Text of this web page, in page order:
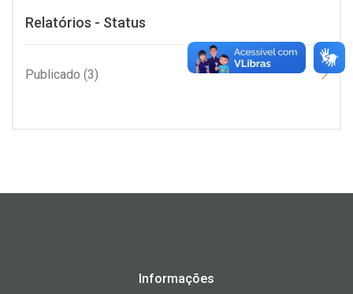
Relatórios - Status
Publicado (3)
Informações